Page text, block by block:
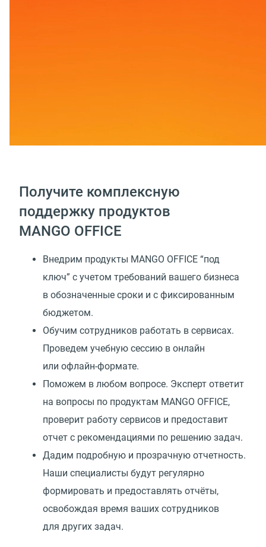
Получите комплексную
поддержку продуктов
MANGO OFFICE
Внедрим продукты MANGO OFFICE “под
ключ” с учетом требований вашего бизнеса
в обозначенные сроки и с фиксированным
бюджетом.
Обучим сотрудников работать в сервисах.
Проведем учебную сессию в онлайн
или офлайн-формате.
Поможем в любом вопросе. Эксперт ответит
на вопросы по продуктам MANGO OFFICE,
проверит работу сервисов и предоставит
отчет с рекомендациями по решению задач.
Дадим подробную и прозрачную отчетность.
Наши специалисты будут регулярно
формировать и предоставлять отчёты,
освобождая время ваших сотрудников
для других задач.